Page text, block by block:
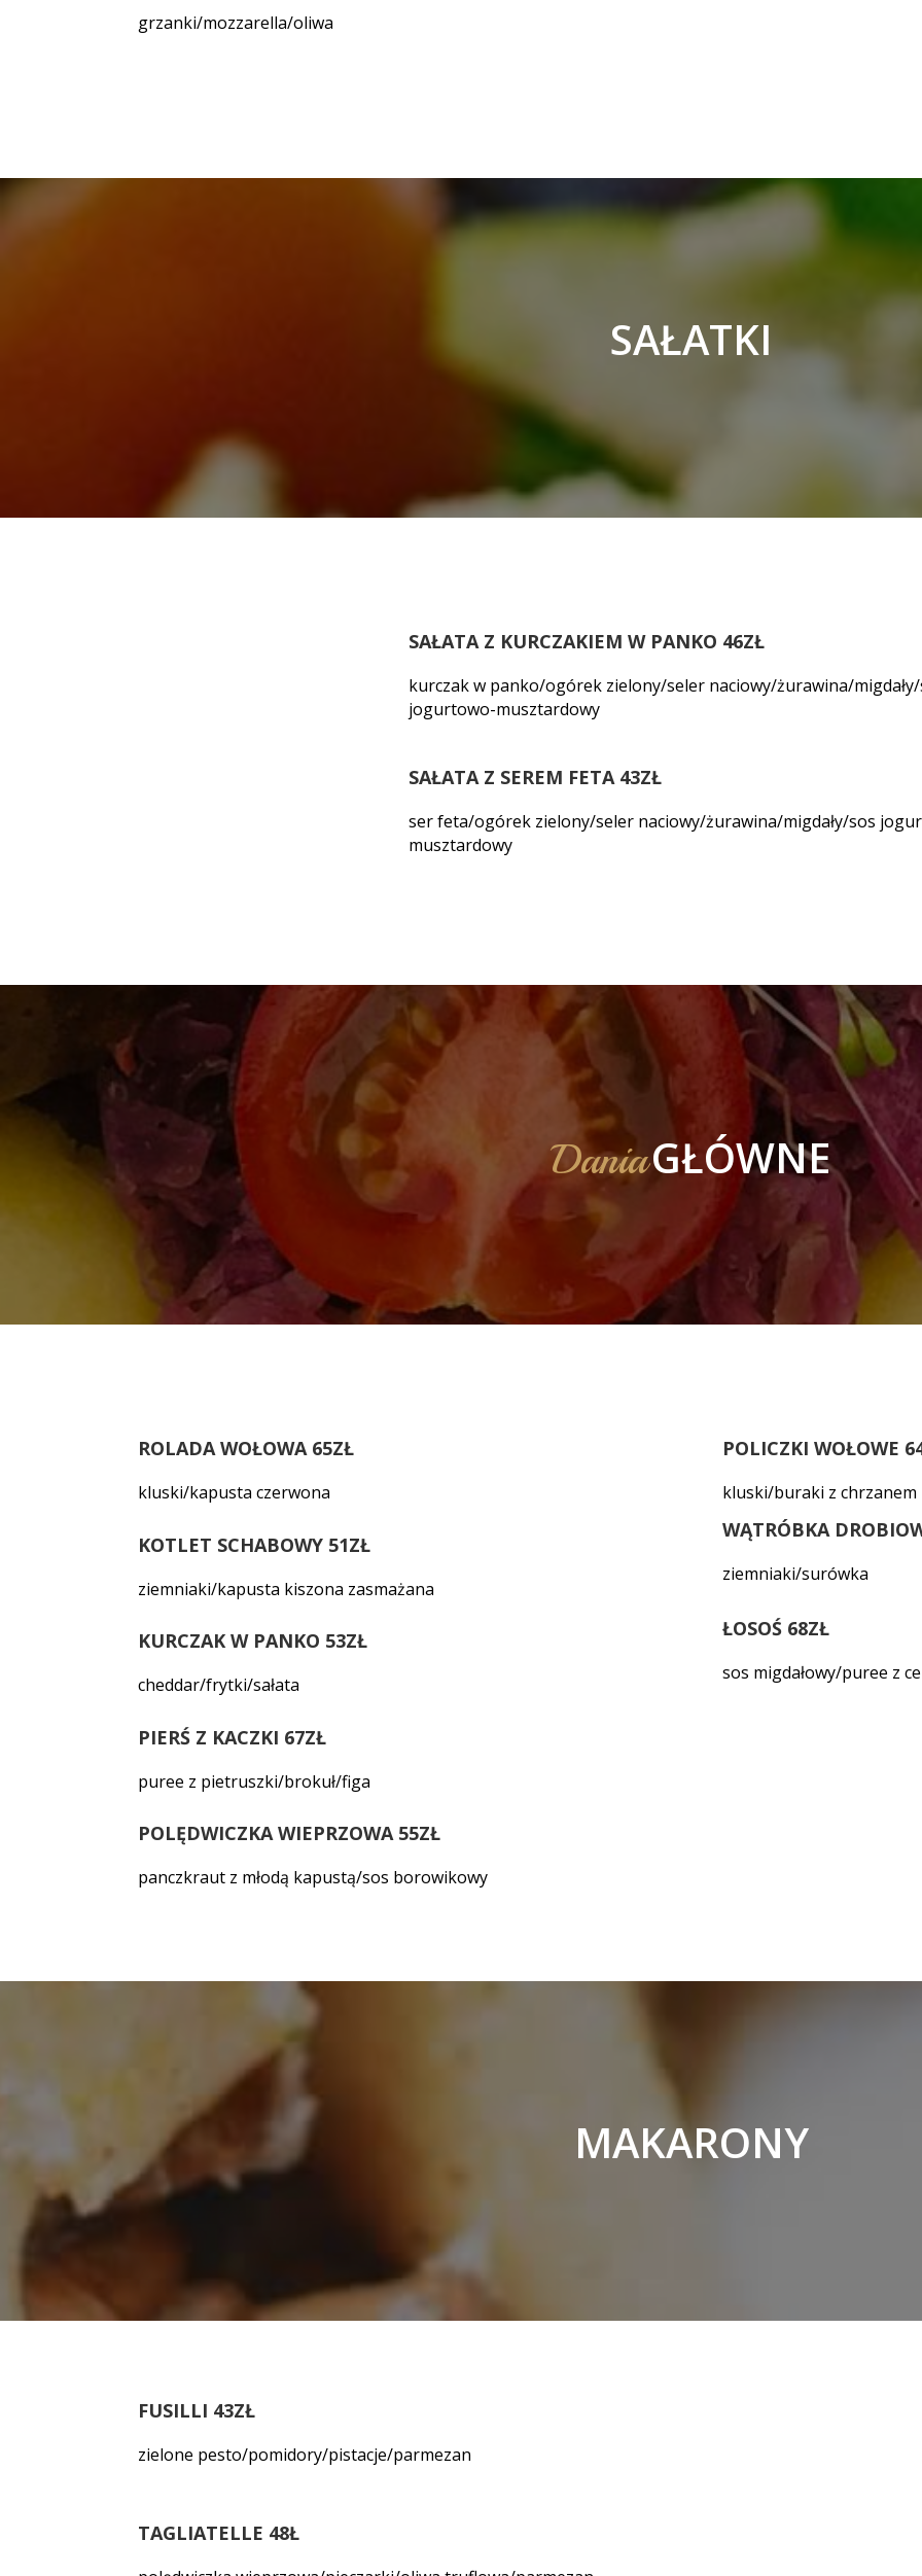
grzanki/mozzarella/oliwa
SAŁATKI
SAŁATA Z KURCZAKIEM W PANKO 46ZŁ
kurczak w panko/ogórek zielony/seler naciowy/żurawina/
jogurtowo-musztardowy
SAŁATA Z SEREM FETA 43ZŁ
ser feta/ogórek zielony/seler naciowy/żurawina/migdały/sos
musztardowy
DaniaGŁÓWNE
ROLADA WOŁOWA 65ZŁ
kluski/kapusta czerwona
KOTLET SCHABOWY 51ZŁ
ziemniaki/kapusta kiszona zasmażana
KURCZAK W PANKO 53ZŁ
cheddar/frytki/sałata
PIERŚ Z KACZKI 67ZŁ
puree z pietruszki/brokuł/figa
POLĘDWICZKA WIEPRZOWA 55ZŁ
panczkraut z młodą kapustą/sos borowikowy
POLICZKI WOŁOWE
kluski/buraki z chrzanem
WĄTRÓBKA
ziemniaki/surówka
ŁOSOŚ 68ZŁ
sos migdałowy/puree z
MAKARONY
FUSILLI 43ZŁ
zielone pesto/pomidory/pistacje/parmezan
TAGLIATELLE 48Ł